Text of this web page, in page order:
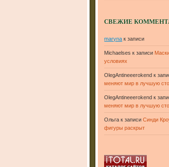
СВЕЖИЕ
maryna к записи
Michaelses к записи
условиях
OlegAntineeerokend к
меняют мир в лучшую
OlegAntineeerokend к
меняют мир в лучшую
Ольга к записиСинди
фигуры раскрыт